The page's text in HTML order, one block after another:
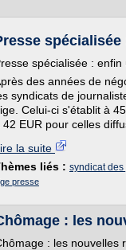
spécialisée :
des années de
syndicats de
Celui-ci s'établit à
42 EUR pour celles
la suite
liés : syndicat
presse
: les
: les nouvelles